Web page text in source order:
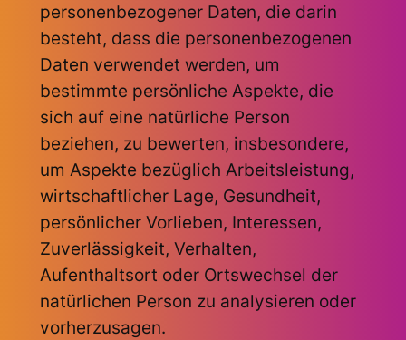
personenbezogener Daten, die darin
besteht, dass die personenbezogenen
Daten verwendet werden, um
bestimmte persönliche Aspekte, die
sich auf eine natürliche Person
beziehen, zu bewerten, insbesondere,
um Aspekte bezüglich Arbeitsleistung,
wirtschaftlicher Lage, Gesundheit,
persönlicher Vorlieben, Interessen,
Zuverlässigkeit, Verhalten,
Aufenthaltsort oder Ortswechsel der
natürlichen Person zu analysieren oder
vorherzusagen.